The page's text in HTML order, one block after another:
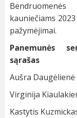
kauniečiams
pažymėjimai.
Panemunės
sąrašas
Aušra
Virginija
Kastytis